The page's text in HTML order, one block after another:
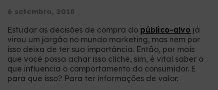
6 setembro, 2018
Estudar as decisões de compra do público-alvo já
virou um jargão no mundo marketing, mas nem por
isso deixa de ter sua importância. Então, por mais
que você possa achar isso clichê, sim, é vital saber o
que influencia o comportamento do consumidor. E
para que isso? Para ter informações de valor.